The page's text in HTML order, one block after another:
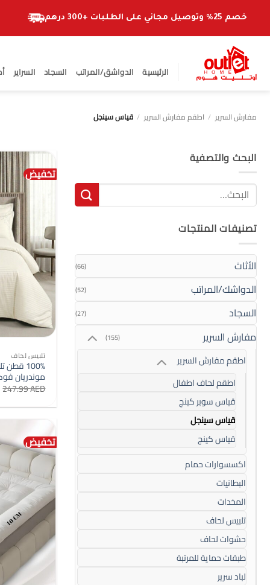
للمحتوىخصم 25% وتوصيل مجاني على الطلبات +300 درهم
الرئيسية الدواشق/المراتب السجاد السراير
مفارش السرير / اطقم مفارش السرير / قياس سينجل
البحث والتصفية
البحث
عن:
تصنيفات المنتجات
الأثاث (66)
الدواشك/المراتب (52)
السجاد (27)
مفارش السرير (155)
اطقم مفارش السرير
اطقم لحاف اطفال
قياس سوبر كينج
قياس سينجل
قياس كينج
اكسسوارات حمام
البطانيات
المخدات
تلبيس لحاف
حشوات لحاف
طبقات حماية للمرتبة
لباد سرير
تخفيض
تلبيس لحاف
موندريان
247.99AED
تخفيض